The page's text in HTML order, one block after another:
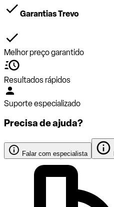
Garantias Trevo
Melhor preço garantido
Resultados rápidos
Suporte especializado
Precisa de ajuda?
Falar com especialista